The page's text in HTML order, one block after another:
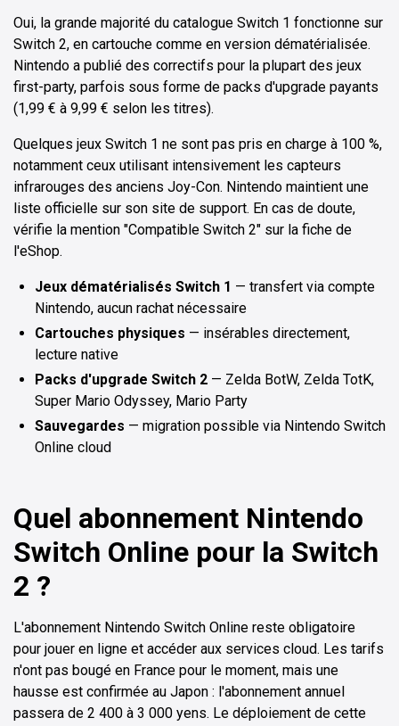
Oui, la grande majorité du catalogue Switch 1 fonctionne sur
Switch 2, en cartouche comme en version dématérialisée.
Nintendo a publié des correctifs pour la plupart des jeux
first-party, parfois sous forme de packs d'upgrade payants
(1,99 € à 9,99 € selon les titres).
Quelques jeux Switch 1 ne sont pas pris en charge à 100 %,
notamment ceux utilisant intensivement les capteurs
infrarouges des anciens Joy-Con. Nintendo maintient une
liste officielle sur son site de support. En cas de doute,
vérifie la mention "Compatible Switch 2" sur la fiche de
l'eShop.
Jeux dématérialisés Switch 1 — transfert via compte
Nintendo, aucun rachat nécessaire
Cartouches physiques — insérables directement,
lecture native
Packs d'upgrade Switch 2 — Zelda BotW, Zelda TotK,
Super Mario Odyssey, Mario Party
Sauvegardes — migration possible via Nintendo Switch
Online cloud
Quel abonnement Nintendo
Switch Online pour la Switch
2 ?
L'abonnement Nintendo Switch Online reste obligatoire
pour jouer en ligne et accéder aux services cloud. Les tarifs
n'ont pas bougé en France pour le moment, mais une
hausse est confirmée au Japon : l'abonnement annuel
passera de 2 400 à 3 000 yens. Le déploiement de cette